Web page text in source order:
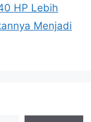
HP Lebih
Menjadi